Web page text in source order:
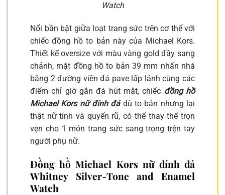
Watch
Nổi bần bật giữa loạt trang sức trên cơ thể với
chiếc đồng hồ to bản này của Michael Kors.
Thiết kế oversize với màu vàng gold đầy sang
chảnh, mặt đồng hồ to bản 39 mm nhấn nhá
bằng 2 đường viền đá pave lấp lánh cùng các
điểm chỉ giờ gắn đá hút mắt, chiếc đồng hồ
Michael Kors nữ đính đádù to bản nhưng lại
thật nữ tính và quyến rũ, có thể thay thế trọn
vẹn cho 1 món trang sức sang trọng trện tay
người phụ nữ.
Đồng hồ Michael Kors nữ đính đá
Whitney Silver-Tone and Enamel
Watch